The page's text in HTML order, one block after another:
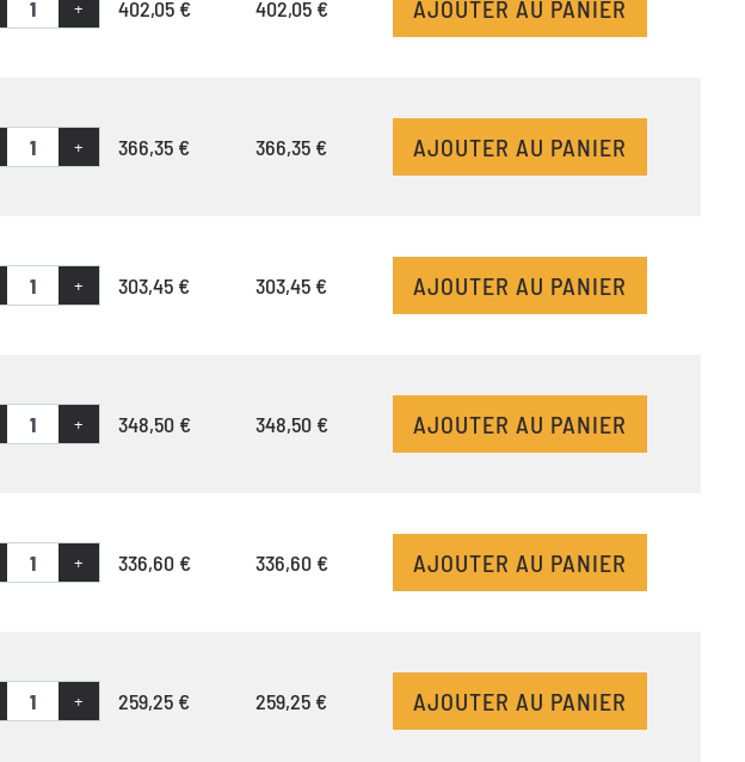
+ 402,05 € 402,05 € AJOUTER AU PANIER
+ 366,35 € 366,35 € AJOUTER AU PANIER
+ 303,45 € 303,45 € AJOUTER AU PANIER
+ 348,50 € 348,50 € AJOUTER AU PANIER
+ 336,60 € 336,60 € AJOUTER AU PANIER
+ 259,25 € 259,25 € AJOUTER AU PANIER